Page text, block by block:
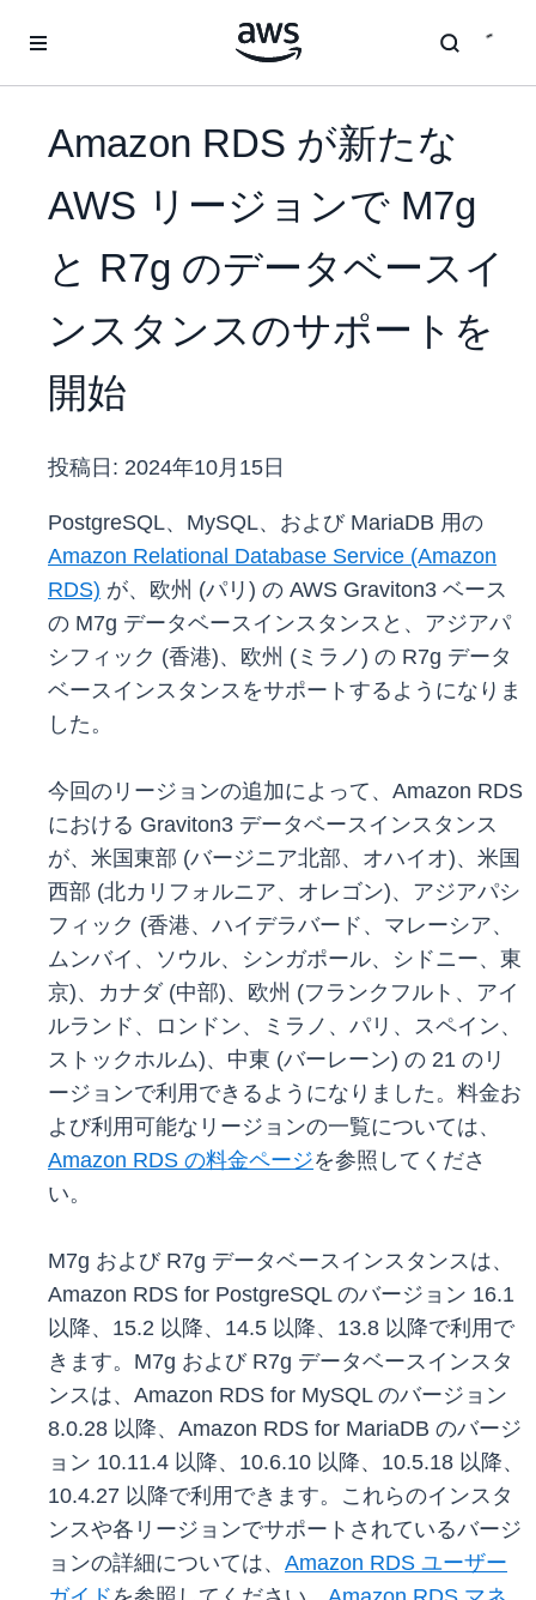
Amazon RDS が新たな
AWS リージョンで M7g
と R7g のデータベースイ
ンスタンスのサポートを
開始
投稿日: 2024年10月15日
PostgreSQL、MySQL、および MariaDB 用の
Amazon Relational Database Service (Amazon
RDS) が、欧州 (パリ) の AWS Graviton3 ベース
の M7g データベースインスタンスと、アジアパ
シフィック (香港)、欧州 (ミラノ) の R7g データ
ベースインスタンスをサポートするようになりま
した。
今回のリージョンの追加によって、Amazon RDS
における Graviton3 データベースインスタンス
が、米国東部 (バージニア北部、オハイオ)、米国
西部 (北カリフォルニア、オレゴン)、アジアパシ
フィック (香港、ハイデラバード、マレーシア、
ムンバイ、ソウル、シンガポール、シドニー、東
京)、カナダ (中部)、欧州 (フランクフルト、アイ
ルランド、ロンドン、ミラノ、パリ、スペイン、
ストックホルム)、中東 (バーレーン) の 21 のリ
ージョンで利用できるようになりました。料金お
よび利用可能なリージョンの一覧については、
Amazon RDS の料金ページを参照してくださ
い。
M7g および R7g データベースインスタンスは、
Amazon RDS for PostgreSQL のバージョン 16.1
以降、15.2 以降、14.5 以降、13.8 以降で利用で
きます。M7g および R7g データベースインスタ
ンスは、Amazon RDS for MySQL のバージョン
8.0.28 以降、Amazon RDS for MariaDB のバージ
ョン 10.11.4 以降、10.6.10 以降、10.5.18 以降、
10.4.27 以降で利用できます。これらのインスタ
ンスや各リージョンでサポートされているバージ
ョンの詳細については、 Amazon RDS ユーザー